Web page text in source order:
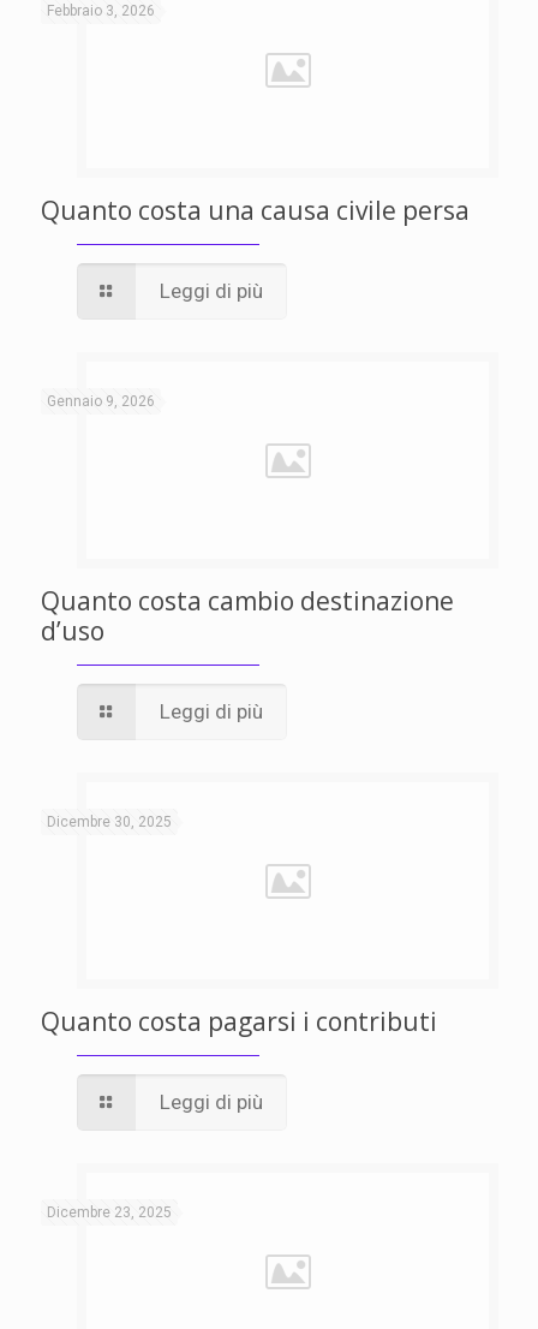
Febbraio 3, 2026
Quanto costa una causa civile persa
Leggi di più
Gennaio 9, 2026
Quanto costa cambio destinazione
d’uso
Leggi di più
Dicembre 30, 2025
Quanto costa pagarsi i contributi
Leggi di più
Dicembre 23, 2025